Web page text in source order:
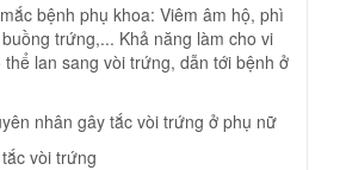
bệnh phụ khoa: Viêm âm hộ, phì
trứng,... Khả năng làm cho vi
lan sang vòi trứng, dẫn tới bệnh ở
nhân gây tắc vòi trứng ở phụ nữ
vòi trứng